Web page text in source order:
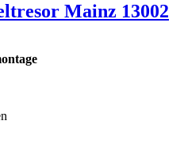
Mainz 13002